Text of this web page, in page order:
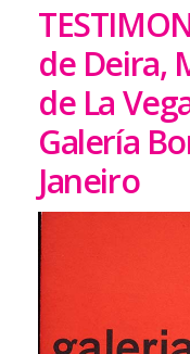
de Deira,
de La
Galería
Janeiro